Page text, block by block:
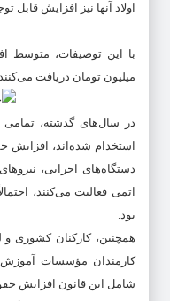
اولاد آنها نیز افزایش
میلیون تومان دریافت می‌کنند، تقریباً ۴۰
در سال‌های گذشته، تمامی
استخدام شده‌اند، افزایش
دستگاه‌های اجرایی،
بود.
همچنین، کارکنان کشوری
کارمندان مؤسسات آموزش
شامل این قانون افزایش حقوق در سال